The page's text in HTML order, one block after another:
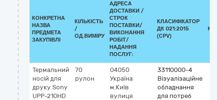
КОНКРЕТНА
НАЗВА
ПРЕДМЕТА
ЗАКУПІВЛІ
КІЛЬКІСТЬ
/
ОД.ВИМІРУ
АДРЕСА
ДОСТАВКИ /
СТРОК
ПОСТАВКИ/
ВИКОНАННЯ
РОБІТ/
НАДАННЯ
ПОСЛУГ:
КЛАСИФІКАТОР
ДК 021:2015
(CPV)
Термальний
носій для
друку Sony
UPP-210HD
70
рулон
04050
Україна
м.Київ
вулиця
33110000-4
Візуалізаційне
обладнання
для потреб